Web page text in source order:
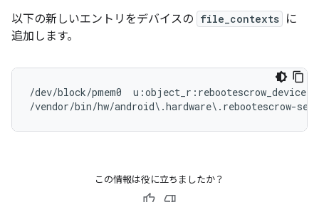
以下の新しいエントリをデバイスの file_contexts に
追加します。
/dev/block/pmem0
この情報は役に立ちましたか？